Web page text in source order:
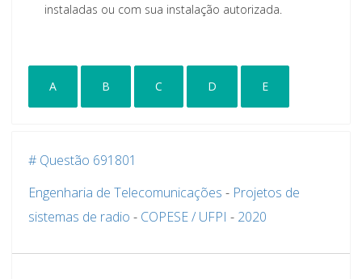
instaladas ou com sua instalação autorizada.
A B C D E
# Questão 691801
Engenharia de Telecomunicações - Projetos de
sistemas de radio - COPESE / UFPI - 2020